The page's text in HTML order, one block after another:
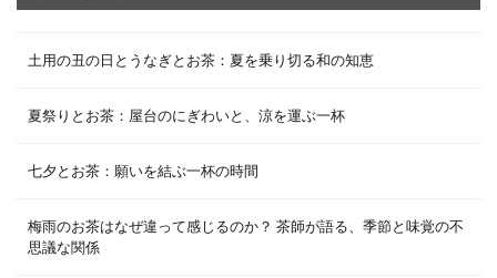
土用の丑の日とうなぎとお茶：夏を乗り切る和の知恵
夏祭りとお茶：屋台のにぎわいと、涼を運ぶ一杯
七夕とお茶：願いを結ぶ一杯の時間
梅雨のお茶はなぜ違って感じるのか？ 茶師が語る、季節と味覚の不
思議な関係